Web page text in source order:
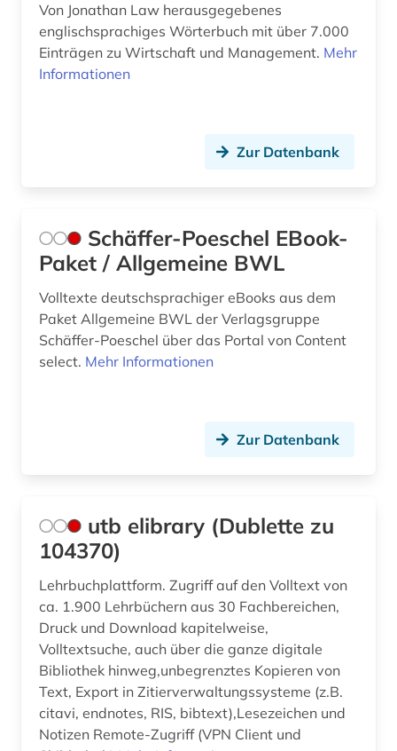
Von Jonathan Law herausgegebenes
englischsprachiges Wörterbuch mit über 7.000
Einträgen zu Wirtschaft und Management. Mehr
Informationen
Zur Datenbank
Schäffer-Poeschel EBook-
Paket / Allgemeine BWL
Volltexte deutschsprachiger eBooks aus dem
Paket Allgemeine BWL der Verlagsgruppe
Schäffer-Poeschel über das Portal von Content
select. Mehr Informationen
Zur Datenbank
utb elibrary (Dublette zu
104370)
Lehrbuchplattform. Zugriff auf den Volltext von
ca. 1.900 Lehrbüchern aus 30 Fachbereichen,
Druck und Download kapitelweise,
Volltextsuche, auch über die ganze digitale
Bibliothek hinweg,unbegrenztes Kopieren von
Text, Export in Zitierverwaltungssysteme (z.B.
citavi, endnotes, RIS, bibtext),Lesezeichen und
Notizen Remote-Zugriff (VPN Client und